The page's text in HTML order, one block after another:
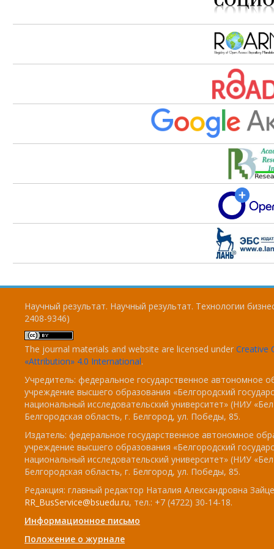
Научный результат. Научный результат. Технологии
2408-9346)
The journal materials and website are licensed under Creative
«Attribution» 4.0 International.
Учредитель: федеральное государственное автономное
учреждение высшего образования «Белгородский
национальный исследовательский университет» (НИУ
Белгородская область, г. Белгород, ул. Победы, 85.
Издатель: федеральное государственное автономное
учреждение высшего образования «Белгородский
национальный исследовательский университет» (НИУ
Белгородская область, г. Белгород, ул. Победы, 85.
Редакция: главный редактор Наталия Александровна
RR_BusService@bsuedu.ru, тел.: +7 (4722) 30-14-18.
Информационное письмо
Положение о журнале